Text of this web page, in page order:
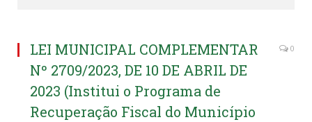
LEI MUNICIPAL COMPLEMENTAR
Nº 2709/2023, DE 10 DE ABRIL DE
2023 (Institui o Programa de
Recuperação Fiscal do Município
0